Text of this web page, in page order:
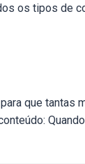
os tipos de
que tantas